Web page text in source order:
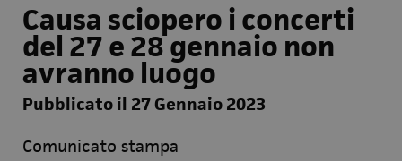
Causa sciopero i concerti
del 27 e 28 gennaio non
avranno luogo
Pubblicato il 27 Gennaio 2023
Comunicato stampa